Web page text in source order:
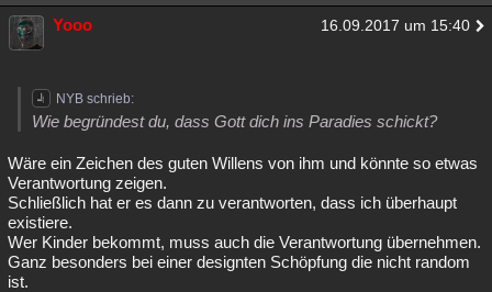
Yooo 16.09.2017 um 15:40
NYB schrieb:
Wie begründest du, dass Gott dich ins Paradies schickt?
Wäre ein Zeichen des guten Willens von ihm und könnte so etwas
Verantwortung zeigen.
Schließlich hat er es dann zu verantworten, dass ich überhaupt
existiere.
Wer Kinder bekommt, muss auch die Verantwortung übernehmen.
Ganz besonders bei einer designten Schöpfung die nicht random
ist.